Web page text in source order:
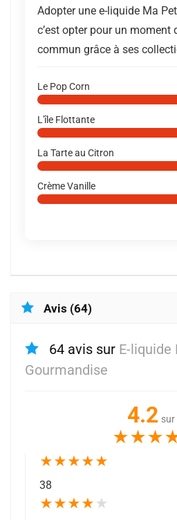
Adopter une e-liquide Ma
c’est opter pour un moment
commun grâce à ses
Le Pop Corn
L'île Flottante
La Tarte au Citron
Crème Vanille
Avis (64)
64 avis sur E-liquide
Gourmandise
4.2 sur
★★★
★★★★★
38
★★★★ ★